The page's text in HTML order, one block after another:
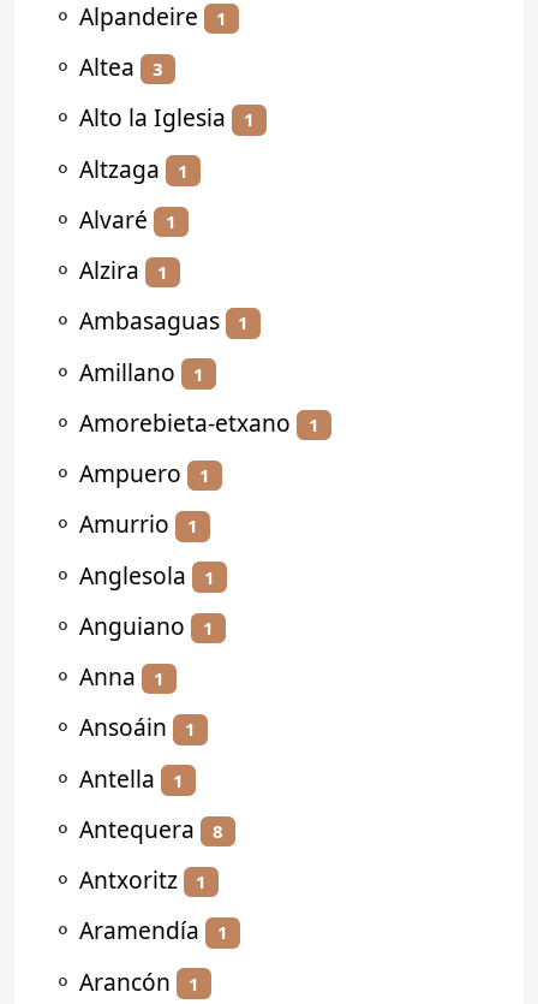
⚬ Alpandeire 1
⚬ Altea 3
⚬ Alto la Iglesia 1
⚬ Altzaga 1
⚬ Alvaré 1
⚬ Alzira 1
⚬ Ambasaguas 1
⚬ Amillano 1
⚬ Amorebieta-etxano 1
⚬ Ampuero 1
⚬ Amurrio 1
⚬ Anglesola 1
⚬ Anguiano 1
⚬ Anna 1
⚬ Ansoáin 1
⚬ Antella 1
⚬ Antequera 8
⚬ Antxoritz 1
⚬ Aramendía 1
⚬ Arancón 1